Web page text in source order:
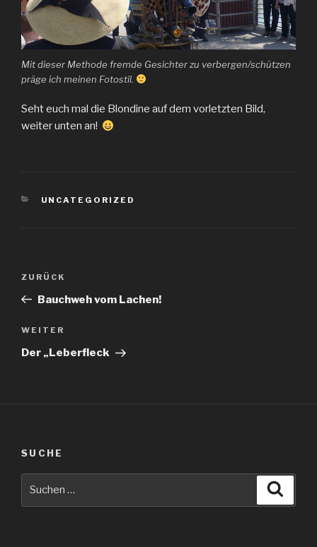
Mit dieser Methode fremde Gesichter zu verbergen/schützen
präge ich meinen Fotostil.
Seht euch mal die Blondine auf dem vorletzten Bild,
weiter unten an!
KATEGORIEN
UNCATEGORIZED
Beitragsnavigation
Vorheriger
Beitrag
ZURÜCK
Bauchweh vom Lachen!
Nächster
Beitrag
WEITER
Der „Leberfleck
SUCHE